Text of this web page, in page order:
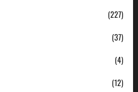
(227)
(37)
(4)
(12)